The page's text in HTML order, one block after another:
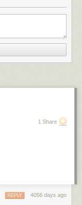
1 Share
4056 days ago
REPLY